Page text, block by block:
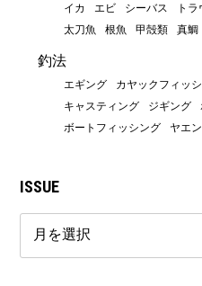
イカ エビ シーバス トラ
太刀魚
根魚 甲殻類 真鯛
釣法
エギング カヤックフィッ
キャスティング
ジギング
ボートフィッシング
ヤエン
ISSUE